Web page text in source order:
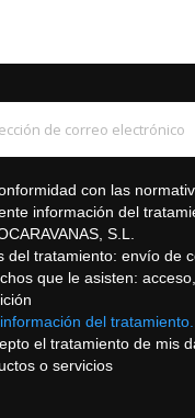
con las
información del
S.L.
del tratamiento: envío de
que le asisten:
del tratamiento.
el tratamiento de mis
o servicios